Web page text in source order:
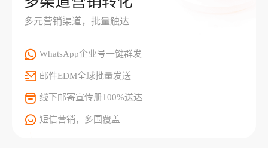
多元营销渠道，批量触达
WhatsApp企业号一键群发
邮件EDM全球批量发送
线下邮寄宣传册100%送达
短信营销，多国覆盖